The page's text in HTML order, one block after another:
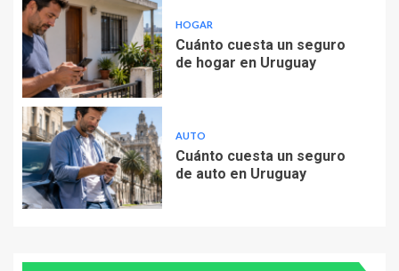
HOGAR
Cuánto cuesta un seguro
de hogar en Uruguay
AUTO
Cuánto cuesta un seguro
de auto en Uruguay